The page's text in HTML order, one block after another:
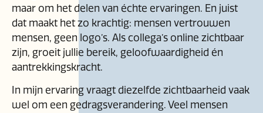
maar om het delen van échte ervaringen. En juist
dat maakt het zo krachtig: mensen vertrouwen
mensen, geen logo’s. Als collega’s online zichtbaar
zijn, groeit jullie bereik, geloofwaardigheid én
aantrekkingskracht.
In mijn ervaring vraagt diezelfde zichtbaarheid vaak
wel om een gedragsverandering. Veel mensen